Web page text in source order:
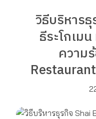
วิธีบริหาร
ธีระโกเม
ความ